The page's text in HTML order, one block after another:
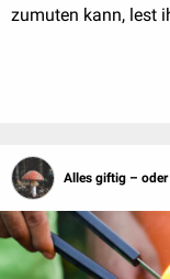
zumuten kann, lest
Alles giftig – oder